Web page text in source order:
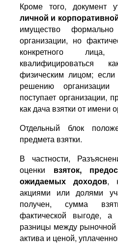
Кроме того, документ
личной и
имущество
организации, но
конкретного
квалифицироваться
физическим лицом;
решению
поступает организации,
как дача взятки от имени
Отдельный блок
предмета взятки.
В частности,
оценки взяток,
ожидаемых доходов,
акциями или долями
получен, сумма
фактической выгоде,
разницы между рыночной
актива и ценой,